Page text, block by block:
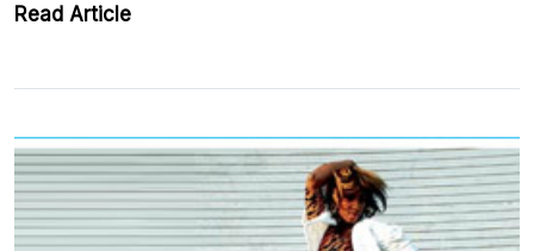
Read Article